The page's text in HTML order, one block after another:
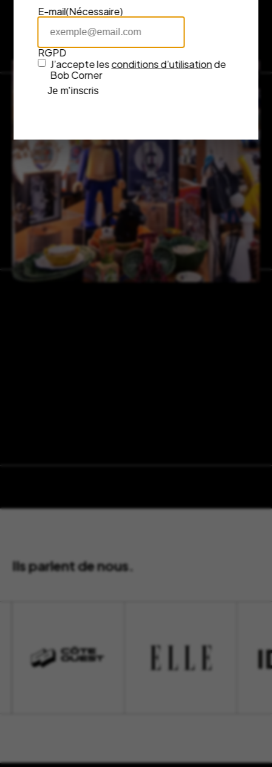
Ils parlent de nous.
E-mail(Nécessaire)
RGPD
J’accepte lesconditions d’utilisationde
Bob Corner
Je m’inscris